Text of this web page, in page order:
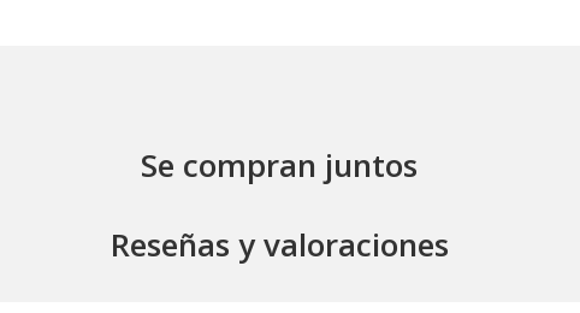
Se compran juntos
Reseñas y valoraciones